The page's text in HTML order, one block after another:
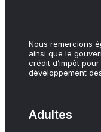
Nous remercions
ainsi que le
crédit d’impôt
développement
Adultes